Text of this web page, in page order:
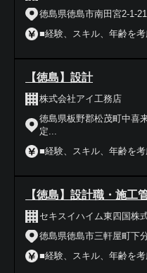
徳島県徳島市南田宮2-1-21
■経験、スキル、年齢を
【徳島】設計
株式会社アイ工務店
徳島県板野郡松茂町中喜
定...
■経験、スキル、年齢を
【徳島】設計職・施工
セキスイハイム東四国株
徳島県徳島市三軒屋町下
■経験、スキル、年齢を